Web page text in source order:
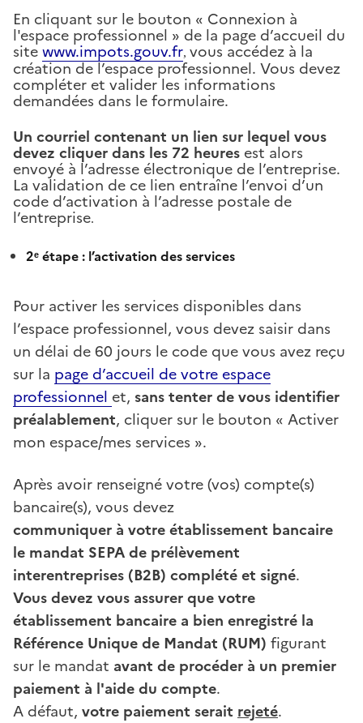
En cliquant sur le bouton « Connexion à
l'espace professionnel » de la page d’accueil du
sitewww.impots.gouv.fr, vous accédez à la
création de l’espace professionnel. Vous devez
compléter et valider les informations
demandées dans le formulaire.
Un courriel contenant un lien sur lequel vous
devez cliquer dans les 72 heures est alors
envoyé à l’adresse électronique de l’entreprise.
La validation de ce lien entraîne l’envoi d’un
code d’activation à l’adresse postale de
l’entreprise.
2ᵉ étape : l’activation des services
Pour activer les services disponibles dans
l’espace professionnel, vous devez saisir dans
un délai de 60 jours le code que vous avez reçu
sur la page d’accueil de votre espace
professionnel et, sans tenter de vous identifier
préalablement, cliquer sur le bouton « Activer
mon espace/mes services ».
Après avoir renseigné votre (vos) compte(s)
bancaire(s), vous devez
communiquer à votre établissement bancaire
le mandat SEPA de prélèvement
interentreprises (B2B) complété et signé.
Vous devez vous assurer que votre
établissement bancaire a bien enregistré la
Référence Unique de Mandat (RUM) figurant
sur le mandat avant de procéder à un premier
paiement à l'aide du compte.
A défaut, votre paiement serait rejeté.